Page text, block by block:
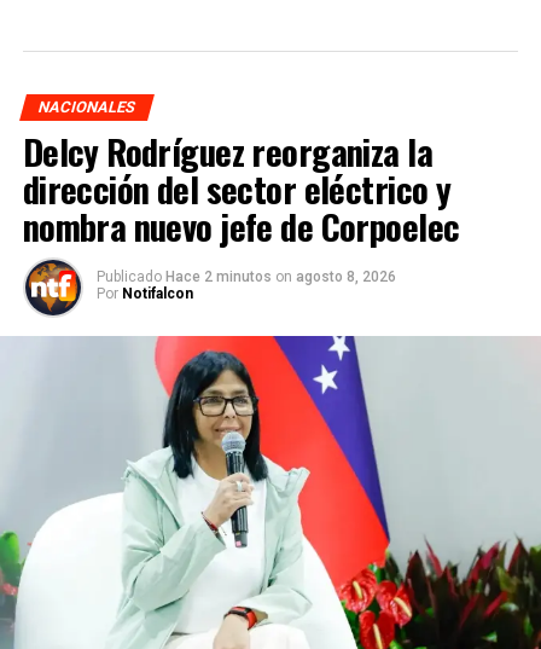
NACIONALES
Delcy Rodríguez reorganiza la
dirección del sector eléctrico y
nombra nuevo jefe de Corpoelec
Publicado Hace 2 minutos on agosto 8, 2026
Por Notifalcon